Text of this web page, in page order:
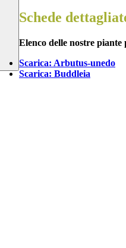
Schede
Elenco delle nostre piante
Scarica: Arbutus-unedo
Scarica: Buddleia